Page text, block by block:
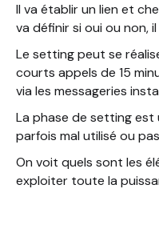
Il va établir un lien et
va définir si oui ou non,
Le setting peut se
courts appels de 15
via les messageries
La phase de setting
parfois mal utilisé ou
On voit quels sont les
exploiter toute la